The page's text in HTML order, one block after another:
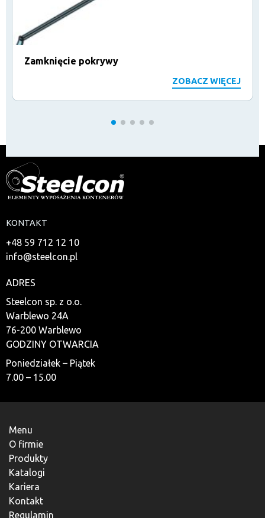
Zamknięcie pokrywy
ZOBACZ WIĘCEJ
KONTAKT
+48 59 712 12 10
info@steelcon.pl
ADRES
Steelcon sp. z o.o.
Warblewo 24A
76-200 Warblewo
GODZINY OTWARCIA
Poniedziałek – Piątek
7.00 – 15.00
Menu
O firmie
Produkty
Katalogi
Kariera
Kontakt
Regulamin